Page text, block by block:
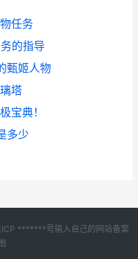
任务
的指导
甄姬人物
塔
宝典！
多少
ICP *******号输入自己的网站备案